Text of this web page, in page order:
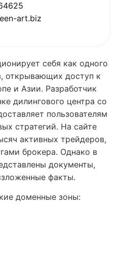
art.biz
себя как одного
открывающих доступ к
и Азии. Разработчик
дилингового центра со
пользователям
стратегий. На сайте
активных трейдеров,
брокера. Однако в
документы,
факты.
доменные зоны: